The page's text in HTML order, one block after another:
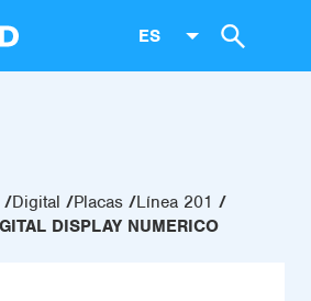
ES
Digital Placas
Línea 201
DISPLAY NUMERICO